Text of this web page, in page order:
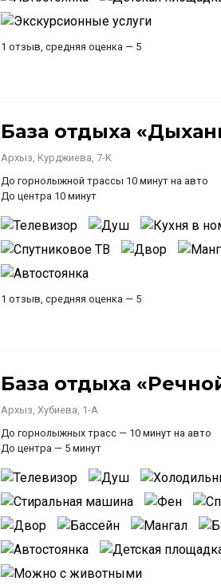
1 отзыв, средняя оценка — 5
База отдыха
Архыз, Курджиева, 7-К
До горнолыжной трассы 10 минут на авто
До центра 10 минут
1 отзыв, средняя оценка — 5
База отдыха
Архыз, Хубиева, 1-А
До горнолыжных трасс — 10 минут на авто
До центра — 5 минут